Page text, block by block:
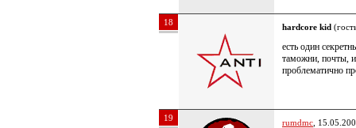
18 hardcore kid
есть один
таможни, почты,
проблематично
19 rumdmc ,